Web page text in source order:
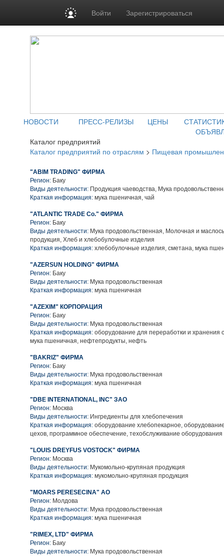
Войти Зарегистрироваться
НОВОСТИ ПРЕСС-РЕЛИЗЫ ЦЕНЫ
Каталог предприятий
Каталог предприятий по отраслям > Пищевая
"ABIM TRADING" ФИРМА
Регион: Баку
Виды деятельности: Продукция чаеводства, Мука
Краткая информация: мука пшеничная, чай
"ATLANTIC TRADE Co." ФИРМА
Регион: Баку
Виды деятельности: Мука продовольственная, Молочная и
продукция, Хлеб и хлебобулочные изделия
Краткая информация: хлебобулочные изделия, сметана, мука
"AZERSUN HOLDING" ФИРМА
Регион: Баку
Виды деятельности: Мука продовольственная
Краткая информация: мука пшеничная
"AZEXIM" КОРПОРАЦИЯ
Регион: Баку
Виды деятельности: Мука продовольственная
Краткая информация: оборудование для переработки и хранения
мука пшеничная, нефтепродукты, нефть
"BAKRIZ" ФИРМА
Регион: Баку
Виды деятельности: Мука продовольственная
Краткая информация: мука пшеничная
"DBE INTERNATIONAL, INC" ЗАО
Регион: Москва
Виды деятельности: Ингредиенты для хлебопечения
Краткая информация: оборудование хлебопекарное,
цехов, программное обеспечение, техобслуживание оборудования
"LOUIS DREYFUS VOSTOCK" ФИРМА
Регион: Москва
Виды деятельности: Мукомольно-крупяная продукция
Краткая информация: мукомольно-крупяная продукция
"MOARS PERESECINA" АО
Регион: Молдова
Виды деятельности: Мука продовольственная
Краткая информация: мука пшеничная
"RIMEX, LTD" ФИРМА
Регион: Баку
Виды деятельности: Мука продовольственная